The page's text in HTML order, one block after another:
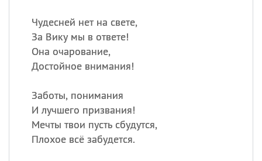
Чудесней нет на свете,
За Вику мы в ответе!
Она очарование,
Достойное внимания!
Заботы, понимания
И лучшего призвания!
Мечты твои пусть сбудутся,
Плохое всё забудется.